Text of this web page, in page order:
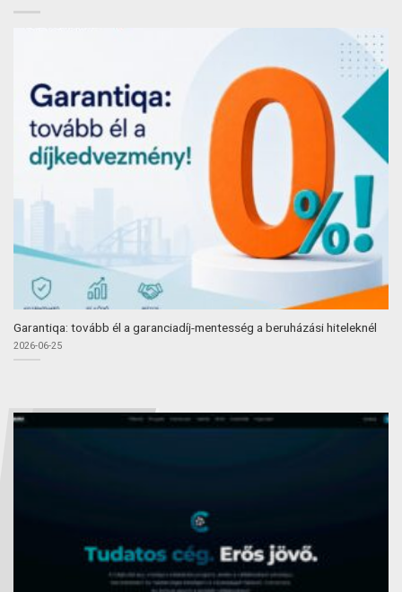
Garantiqa: tovább él a garanciadíj-mentesség a beruházási hiteleknél
2026-06-25